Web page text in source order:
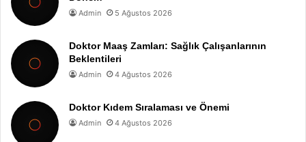
Admin 5 Ağustos 2026
Doktor Maaş Zamları: Sağlık Çalışanlarının
Beklentileri
Admin 4 Ağustos 2026
Doktor Kıdem Sıralaması ve Önemi
Admin 4 Ağustos 2026